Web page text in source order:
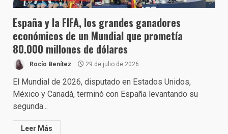
España y la FIFA, los grandes ganadores
económicos de un Mundial que prometía
80.000 millones de dólares
Rocío Benítez 29 de julio de 2026
El Mundial de 2026, disputado en Estados Unidos,
México y Canadá, terminó con España levantando su
segunda...
Leer Más